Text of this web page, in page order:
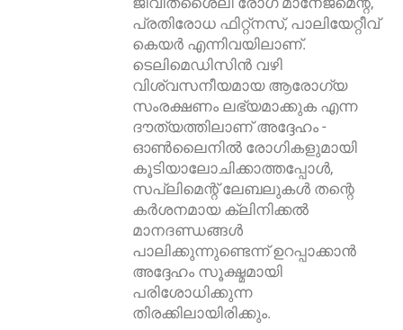
പ്രതിരോധ ഫിറ്റ്നസ്, പാലിയേറ്റീവ്
കെയർ എന്നിവയിലാണ്.
ടെലിമെഡിസിൻ വഴി
വിശ്വസനീയമായ ആരോഗ്യ
സംരക്ഷണം ലഭ്യമാക്കുക എന്ന
ദൗത്യത്തിലാണ് അദ്ദേഹം -
ഓൺലൈനിൽ രോഗികളുമായി
കൂടിയാലോചിക്കാത്തപ്പോൾ,
സപ്ലിമെന്റ് ലേബലുകൾ തന്റെ
കർശനമായ ക്ലിനിക്കൽ
മാനദണ്ഡങ്ങൾ
പാലിക്കുന്നുണ്ടെന്ന് ഉറപ്പാക്കാൻ
അദ്ദേഹം സൂക്ഷ്മമായി
പരിശോധിക്കുന്ന
തിരക്കിലായിരിക്കും.